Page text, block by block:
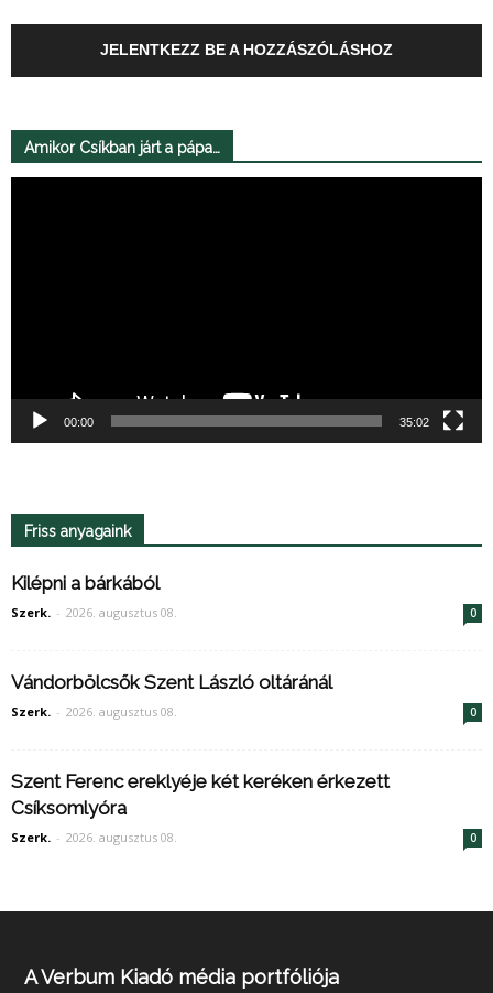
JELENTKEZZ BE A HOZZÁSZÓLÁSHOZ
Amikor Csíkban járt a pápa…
00:00 35:02
Friss anyagaink
Kilépni a bárkából
Szerk. - 2026. augusztus 08. 0
Vándorbölcsők Szent László oltáránál
Szerk. - 2026. augusztus 08. 0
Szent Ferenc ereklyéje két keréken érkezett
Csíksomlyóra
Szerk. - 2026. augusztus 08. 0
A Verbum Kiadó média portfóliója